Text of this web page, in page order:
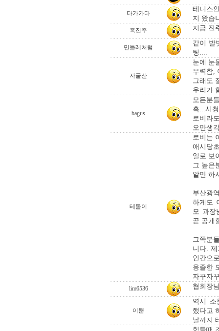
다가가다
테니스
지 왔습
흑진주 지금 진
민들레처럼
같이 발
팅....
자굴산
눈에 눈
무력함,
그래도
우리가
bagus
모든분
혹...시
로비라
오만생
테돌이
로비는
애시당
일로 보
그 높은
알만 하
부산광
하게도
모 과장
곧 공개
그쪽분
니다.
인간으
옹졸한
자꾸자
lim6536 협회장
이뿐
역시 소
했다고
날까지